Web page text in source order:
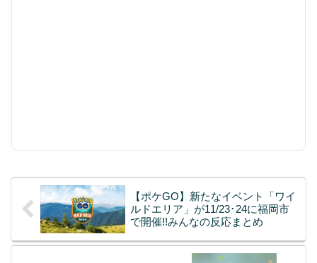
【ポケGO】新たなイベント「ワイ
ルドエリア」が11/23･24に福岡市
で開催!!みんなの反応まとめ